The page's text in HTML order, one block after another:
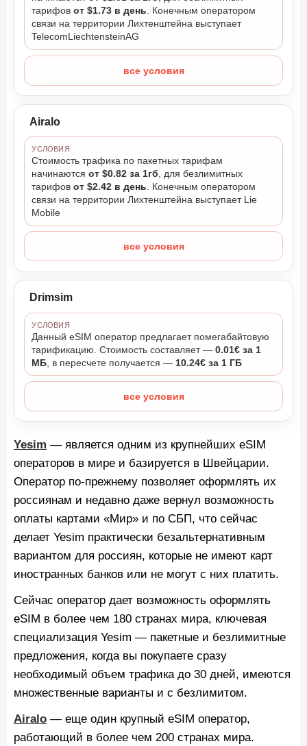
тарифовот $1.73 в день. Конечным оператором
связи на территории Лихтенштейна выступает
TelecomLiechtensteinAG
все условия
Airalo
УСЛОВИЯ
Стоимость трафика по пакетных тарифам
начинаютсяот $0.82 за 1гб , для безлимитных
тарифовот $2.42 в день . Конечным оператором
связи на территории Лихтенштейна выступает Lie
Mobile
все условия
Drimsim
УСЛОВИЯ
Данный eSIM оператор предлагает помегабайтовую
тарификацию. Стоимость составляет —0.01€ за 1
МБ , в пересчете получается — 10.24€ за 1 ГБ
все условия
Yesim — является одним из крупнейших eSIM
операторов в мире и базируется в Швейцарии.
Оператор по-прежнему позволяет оформлять их
россиянам и недавно даже вернул возможность
оплаты картами «Мир» и по СБП, что сейчас
делает Yesim практически безальтернативным
вариантом для россиян, которые не имеют карт
иностранных банков или не могут с них платить.
Сейчас оператор дает возможность оформлять
eSIM в более чем 180 странах мира, ключевая
специализация Yesim — пакетные и безлимитные
предложения, когда вы покупаете сразу
необходимый объем трафика до 30 дней, имеются
множественные варианты и с безлимитом.
Airalo — еще один крупный eSIM оператор,
работающий в более чем 200 странах мира.